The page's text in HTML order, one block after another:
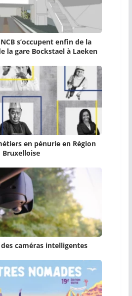
s’occupent enfin de la
la gare Bockstael à Laeken
en pénurie en Région
Bruxelloise
des caméras intelligentes